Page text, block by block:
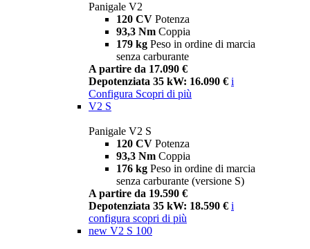
Panigale V2
120 CV Potenza
93,3 Nm Coppia
179 kg Peso in ordine di marcia
senza carburante
A partire da 17.090 €
Depotenziata 35 kW: 16.090 € i
Configura Scopri di più
V2 S
Panigale V2 S
120 CV Potenza
93,3 Nm Coppia
176 kg Peso in ordine di marcia
senza carburante (versione S)
A partire da 19.590 €
Depotenziata 35 kW: 18.590 € i
configura scopri di più
new V2 S 100